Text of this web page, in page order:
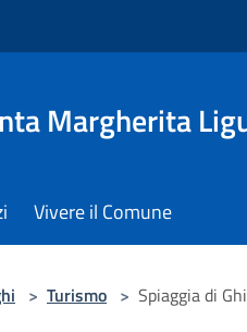
Margherita
Vivere il Comune
> Turismo > Spiaggia di